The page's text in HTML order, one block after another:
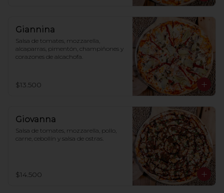
Giannina
Salsa de tomates, mozzarella,
alcaparras, pimentón, champiñones y
corazones de alcachofa.
$13.500
Giovanna
Salsa de tomates, mozzarella, pollo,
carne, cebollín y salsa de ostras.
$14.500